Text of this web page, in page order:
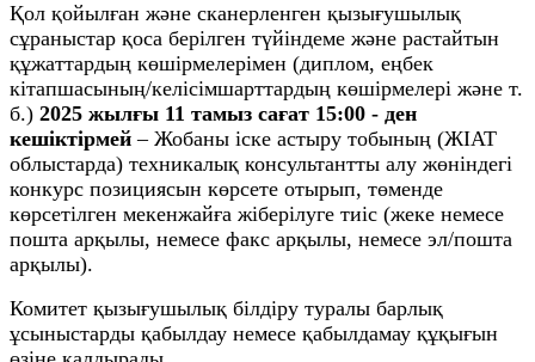
Қол қойылған және сканерленген қызығушылық
сұраныстар қоса берілген түйіндеме және растайтын
құжаттардың көшірмелерімен (диплом, еңбек
кітапшасының/келісімшарттардың көшірмелері және т.
б.) 2025 жылғы 11 тамыз сағат 15:00 - ден
кешіктірмей – Жобаны іске астыру тобының (ЖІАТ
облыстарда) техникалық консультантты алу жөніндегі
конкурс позициясын көрсете отырып, төменде
көрсетілген мекенжайға жіберілуге тиіс (жеке немесе
пошта арқылы, немесе факс арқылы, немесе эл/пошта
арқылы).
Комитет қызығушылық білдіру туралы барлық
ұсыныстарды қабылдау немесе қабылдамау құқығын